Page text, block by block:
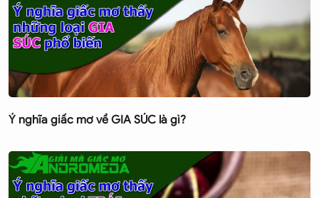
Ý nghĩa giấc mơ về GIA SÚC là gì?